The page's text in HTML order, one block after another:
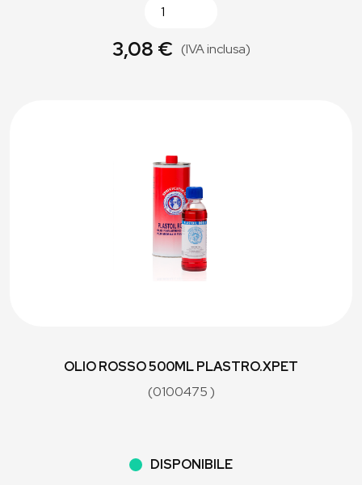
3,08 € (IVA inclusa)
OLIO ROSSO 500ML PLASTRO.XPET
(0100475 )
DISPONIBILE